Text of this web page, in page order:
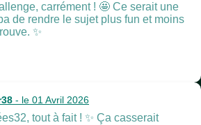
carrément ! 🤩 Ce serait une
de rendre le sujet plus fun et moins
✨
- le 01 Avril 2026
tout à fait ! ✨ Ça casserait